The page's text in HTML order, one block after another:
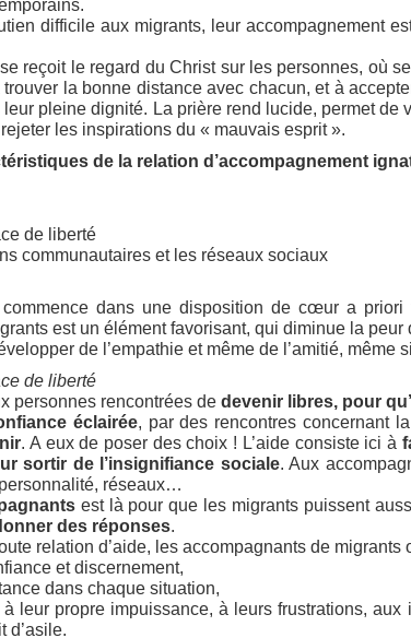
difficile aux migrants, leur accompagnement
reçoit le regard du Christ sur les personnes, où
la bonne distance avec chacun, et à
pleine dignité. La prière rend lucide, permet
les inspirations du « mauvais esprit ».
de la relation d’accompagnement
de liberté
communautaires et les réseaux sociaux
commence dans une disposition de cœur a
est un élément favorisant, qui diminue la peur
de l’empathie et même de l’amitié, même
de liberté
personnes rencontrées dedevenir libres, pour
éclairée, par des rencontres concernant
. A eux de poser des choix ! L’aide consiste ici à
sortir de l’insignifiance sociale. Aux
réseaux…
est là pour que les migrants puissent
des réponses.
relation d’aide, les accompagnants de
et discernement,
dans chaque situation,
leur propre impuissance, à leurs frustrations,
d’asile.